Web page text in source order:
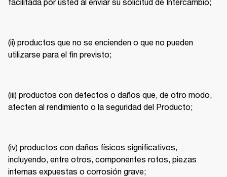
facilitada por usted al enviar su solicitud de Intercambio;
(ii) productos que no se encienden o que no pueden
utilizarse para el fin previsto;
(iii) productos con defectos o daños que, de otro modo,
afecten al rendimiento o la seguridad del Producto;
(iv) productos con daños físicos significativos,
incluyendo, entre otros, componentes rotos, piezas
internas expuestas o corrosión grave;